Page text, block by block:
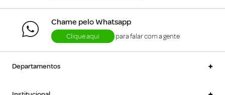
Chame pelo Whatsapp
Clique aqui para falar com a gente
Departamentos +